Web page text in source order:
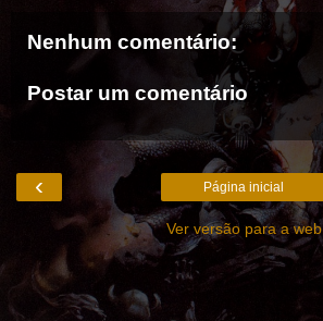
Nenhum comentário:
Postar um comentário
‹ Página inicial
Ver versão para a web